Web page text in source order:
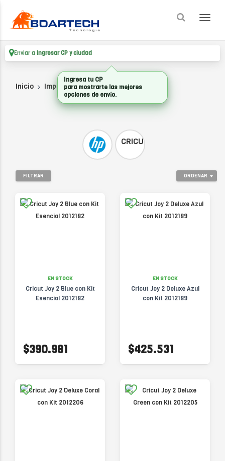
Enviar a Ingresar CP y ciudad
Inicio Impresoras PLOTTERS
CRICUT
ORDENAR
FILTRAR
EN STOCK
Cricut Joy 2 Blue con Kit
Esencial 2012182
$390.981
EN STOCK
Cricut Joy 2 Deluxe Azul
con Kit 2012189
$425.531
Ingresa tu CP
para mostrarte las mejores
opciones de envío.